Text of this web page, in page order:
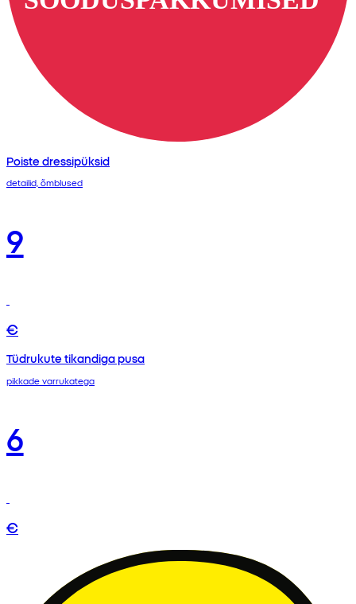
Poiste dressipüksid
detailid, õmblused
9
€
Tüdrukute tikandiga pusa
pikkade varrukatega
6
€